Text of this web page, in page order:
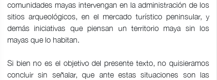
comunidades mayas intervengan en la administración de los
sitios arqueológicos, en el mercado turístico peninsular, y
demás iniciativas que piensan un territorio maya sin los
mayas que lo habitan.
Si bien no es el objetivo del presente texto, no quisieramos
concluir sin señalar, que ante estas situaciones son las